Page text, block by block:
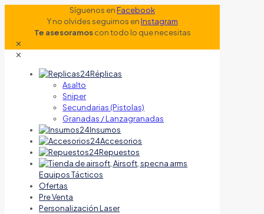
Síguenos enFacebook
Y no olvides seguirnos enInstagram
Te asesoramoscon todo lo que necesitas
✕
✕
Réplicas
Asalto
Sniper
Secundarias (Pistolas)
Granadas / Lanzagranadas
Insumos
Accesorios
Repuestos
Equipos Tácticos
Ofertas
Pre Venta
Personalización Laser